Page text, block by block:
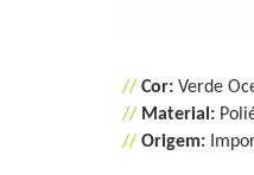
// Cor: Verde
// Material:
// Origem: